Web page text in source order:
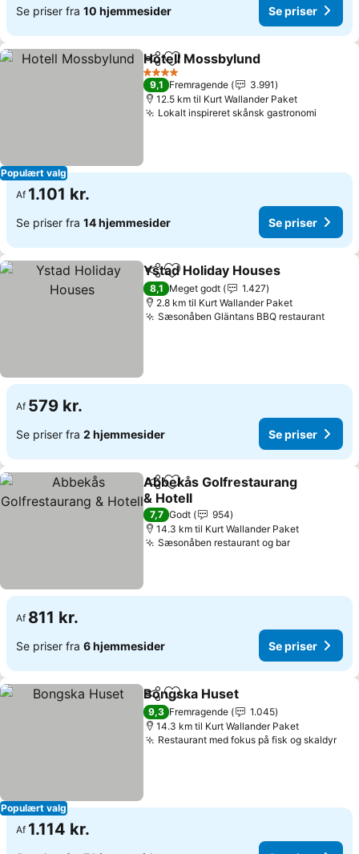
Se priser fra 10 hjemmesider Se priser
Populært valg
Del Føj til favoritter
Hotell Mossbylund
4 Stjerner
9,1 Fremragende
3.991
12.5 km til Kurt Wallander Paket
Lokalt inspireret skånsk gastronomi
Af 1.101 kr.
Se priser fra 14 hjemmesider Se priser
Del Føj til favoritter
Ystad Holiday Houses
8,1 Meget godt
1.427
2.8 km til Kurt Wallander Paket
Sæsonåben Gläntans BBQ restaurantSe
Af 579 kr.
Se priser fra 2 hjemmesider Se priser
Del Føj til favoritter
Abbekås Golfrestaurang
& Hotell
Se priser
7,7 Godt
954
14.3 km til Kurt Wallander Paket
Sæsonåben restaurant og barSe priser
Af 811 kr.
Se priser fra 6 hjemmesider Se priser
Populært valg
Del Føj til favoritter
Bongska Huset
9,3 Fremragende
1.045
14.3 km til Kurt Wallander Paket
Restaurant med fokus på fisk og skaldyrSe
Af 1.114 kr.